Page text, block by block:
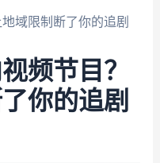
域限制断了你的追剧
频节目？
你的追剧